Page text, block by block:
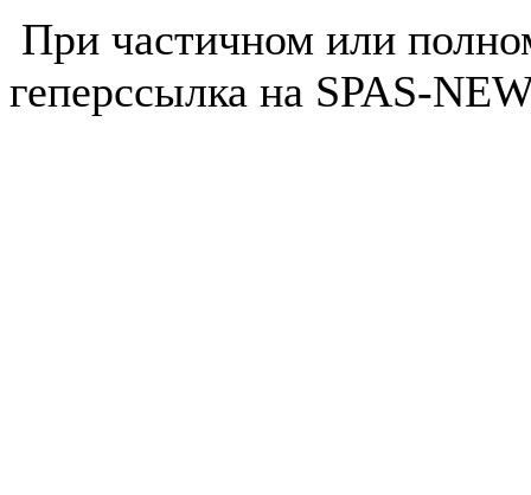
При частичном или
геперссылка на SPAS-